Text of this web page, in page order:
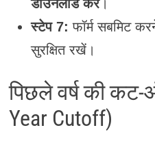
डाउनलोड करें।
स्टेप 7: फॉर्म सबमिट
सुरक्षित रखें।
पिछले वर्ष की
Year Cutoff)